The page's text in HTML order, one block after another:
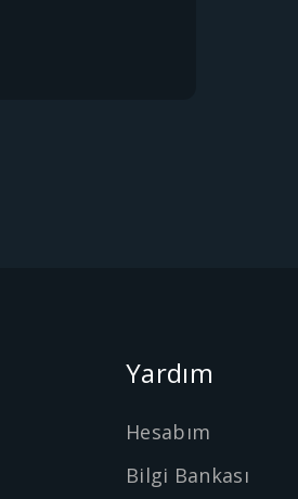
Yardım
Hesabım
Bilgi Bankası